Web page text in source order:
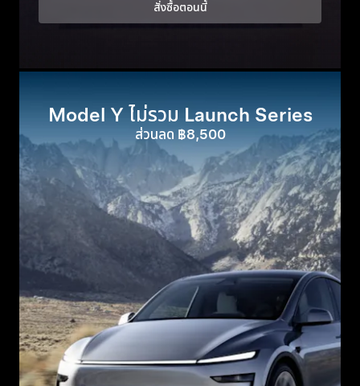
สั่งซื้อตอนนี้
Model Y ไม่รวม Launch Series
ส่วนลด ฿8,500